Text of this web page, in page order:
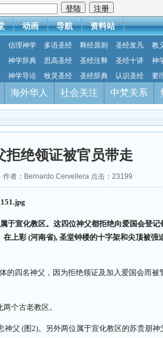
动画 导航 资料站
信理神学 多语圣经 释经原则 圣经发凡 教
神学辞典 思高圣经 圣经注释 圣经十讲 神
神学导论 牧灵圣经 圣经辞典 认识圣经 要
海外华人 社会关注 中梵关系
拒绝领证被官员带走
作者：Bernardo Cervellera 点击： 23199
于宣化教区。这四位神父都拒绝向爱国会登记
上彩 (河南省), 圣堂钟楼的十字架和尖顶被强
的四名神父，因为拒绝领证及加入爱国会而被
个古老教区。
神父 (图2)。另外两位属于宣化教区的苏贵朋神